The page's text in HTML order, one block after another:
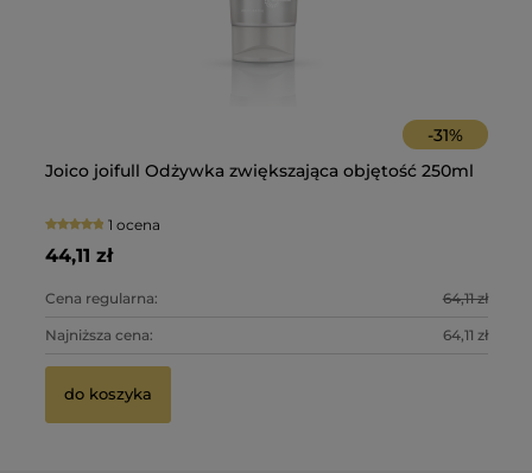
-31%
Joico joifull Odżywka zwiększająca objętość 250ml
1 ocena
44,11 zł
Cena regularna: 64,11 zł
Najniższa cena: 64,11 zł
do koszyka